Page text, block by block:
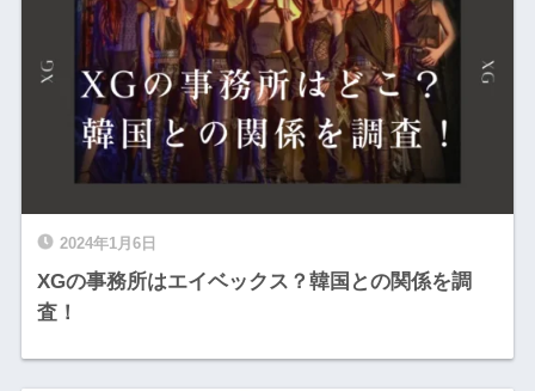
2024年1月6日
XGの事務所はエイベックス？韓国との関係を調
査！